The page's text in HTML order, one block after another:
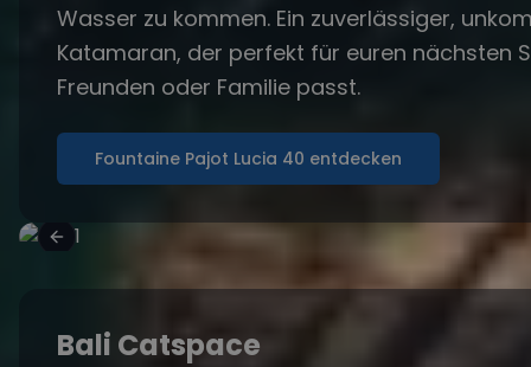
Wasser zu kommen. Ein zuverlässiger,
Katamaran, der perfekt für euren nächsten
Freunden oder Familie passt.
Fountaine Pajot Lucia 40 entdecken
Bali Catspace